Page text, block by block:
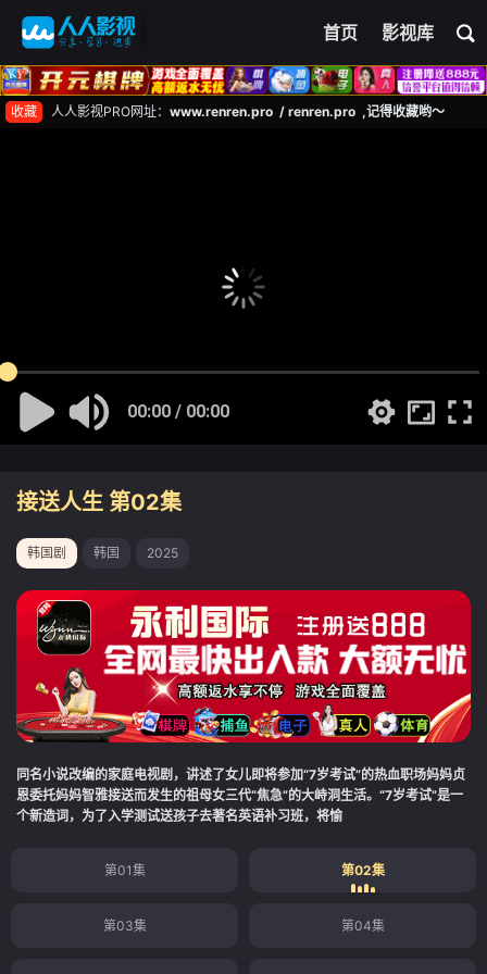
首页 影视库
收藏 人人影视PRO网址： www.renren.pro / renren.pro ,记得收藏哟～
00:00 / 00:00
接送人生 第02集
韩国剧 韩国 2025
同名小说改编的家庭电视剧，讲述了女儿即将参加“7岁考试”的热血职场妈妈贞
恩委托妈妈智雅接送而发生的祖母女三代“焦急”的大峙洞生活。“7岁考试”是一
个新造词，为了入学测试送孩子去著名英语补习班，将愉
第01集 第02集
第03集 第04集